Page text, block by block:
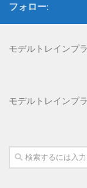
フォロー:
モデルトレインプ
モデルトレインプ